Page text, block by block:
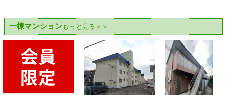
一棟マンションもっと見る＞＞